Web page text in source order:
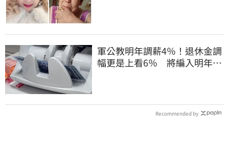
軍公教明年調薪4％！退休金調
幅更是上看6％ 將編入明年度
Recommended by